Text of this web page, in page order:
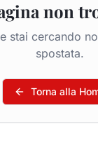
non
stai cercando
spostata.
Torna alla